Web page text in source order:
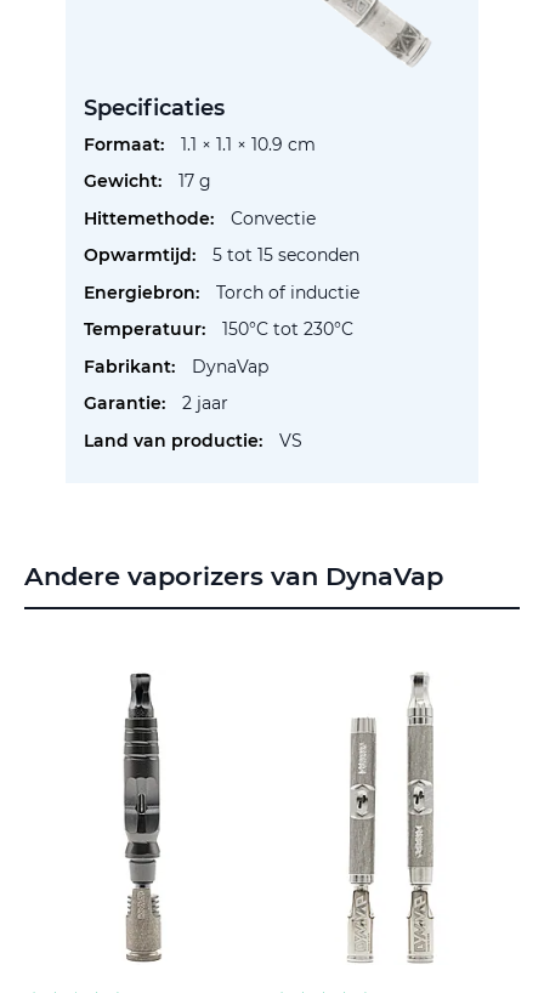
Specificaties
Meer
1.1 × 1.1 × 10.9 cm
17 g
Convectie
5 tot 15 seconden
Torch of inductie
150°C tot 230°C
DynaVap
2 jaar
VS
Andere vaporizers van DynaVap